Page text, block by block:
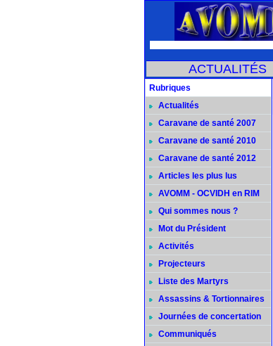
ACTUALITÉS
Rubriques
Actualités
Caravane de santé 2007
Caravane de santé 2010
Caravane de santé 2012
Articles les plus lus
AVOMM - OCVIDH en RIM
Qui sommes nous ?
Mot du Président
Activités
Projecteurs
Liste des Martyrs
Assassins & Tortionnaires
Journées de concertation
Communiqués